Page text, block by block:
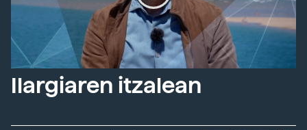
Ilargiaren itzalean